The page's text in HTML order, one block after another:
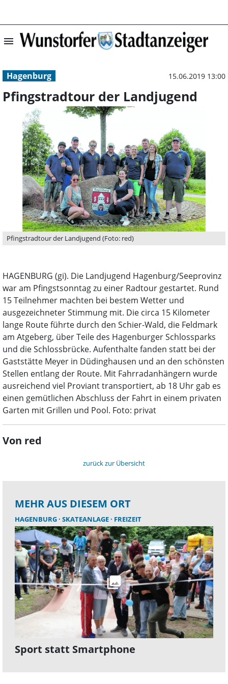
menu Pfingstradtour
Hagenburg 15.06.2019 13:00
Pfingstradtour der Landjugend
Pfingstradtour der Landjugend (Foto: red)
HAGENBURG (gi). Die Landjugend Hagenburg/Seeprovinz
war am Pfingstsonntag zu einer Radtour gestartet. Rund
15 Teilnehmer machten bei bestem Wetter und
ausgezeichneter Stimmung mit. Die circa 15 Kilometer
lange Route führte durch den Schier-Wald, die Feldmark
am Atgeberg, über Teile des Hagenburger Schlossparks
und die Schlossbrücke. Aufenthalte fanden statt bei der
Gaststätte Meyer in Düdinghausen und an den schönsten
Stellen entlang der Route. Mit Fahrradanhängern wurde
ausreichend viel Proviant transportiert, ab 18 Uhr gab es
einen gemütlichen Abschluss der Fahrt in einem privaten
Garten mit Grillen und Pool. Foto: privat
Von red
zurück zur Übersicht
MEHR AUS DIESEM ORT
HAGENBURG SKATEANLAGE FREIZEIT
Sport statt Smartphone